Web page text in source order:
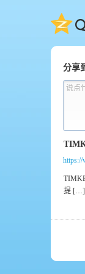
QQ
分享
说点